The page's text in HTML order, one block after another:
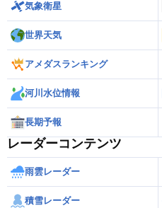
気象衛星
世界天気
アメダスランキング
河川水位情報
長期予報
レーダーコンテンツ
雨雲レーダー
積雪レーダー